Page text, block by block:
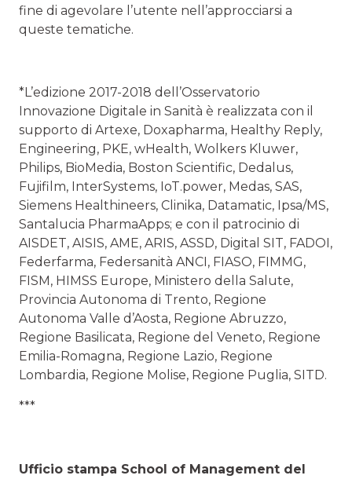
fine di agevolare l’utente nell’approcciarsi a
queste tematiche.
*L’edizione 2017-2018 dell’Osservatorio
Innovazione Digitale in Sanità è realizzata con il
supporto di Artexe, Doxapharma, Healthy Reply,
Engineering, PKE, wHealth, Wolkers Kluwer,
Philips, BioMedia, Boston Scientific, Dedalus,
Fujifilm, InterSystems, IoT.power, Medas, SAS,
Siemens Healthineers, Clinika, Datamatic, Ipsa/MS,
Santalucia PharmaApps; e con il patrocinio di
AISDET, AISIS, AME, ARIS, ASSD, Digital SIT, FADOI,
Federfarma, Federsanità ANCI, FIASO, FIMMG,
FISM, HIMSS Europe, Ministero della Salute,
Provincia Autonoma di Trento, Regione
Autonoma Valle d’Aosta, Regione Abruzzo,
Regione Basilicata, Regione del Veneto, Regione
Emilia-Romagna, Regione Lazio, Regione
Lombardia, Regione Molise, Regione Puglia, SITD.
***
Ufficio stampa School of Management del